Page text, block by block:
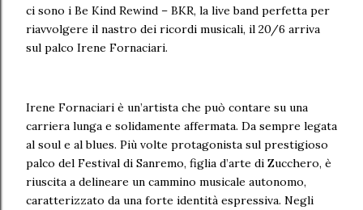
ci sono i Be Kind Rewind – BKR, la live band perfetta per
riavvolgere il nastro dei ricordi musicali, il 20/6 arriva
sul palco Irene Fornaciari.
Irene Fornaciari è un’artista che può contare su una
carriera lunga e solidamente affermata. Da sempre legata
al soul e al blues. Più volte protagonista sul prestigioso
palco del Festival di Sanremo, figlia d’arte di Zucchero, è
riuscita a delineare un cammino musicale autonomo,
caratterizzato da una forte identità espressiva. Negli